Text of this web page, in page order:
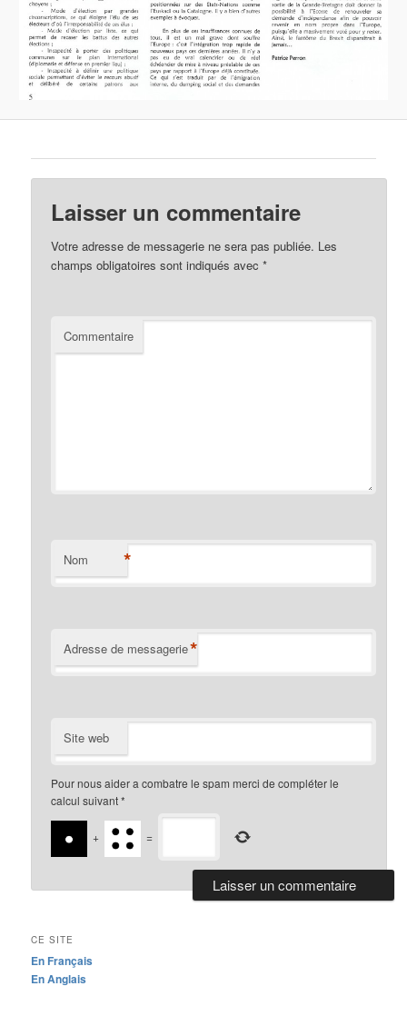
Laisser un commentaire
Votre adresse de messagerie ne sera pas publiée. Les
champs obligatoires sont indiqués avec*
Commentaire
Nom *
Adresse de messagerie*
Site web
Pour nous aider a combatre le spam merci de compléter le
calcul suivant*
+ =
CE SITE
En Français
En Anglais